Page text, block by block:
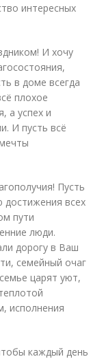
интересных
И хочу
в доме всегда
плохое
а успех и
И пусть всё
Пусть
достижения всех
пути
люди.
дорогу в Ваш
семейный очаг
царят уют,
исполнения
каждый день